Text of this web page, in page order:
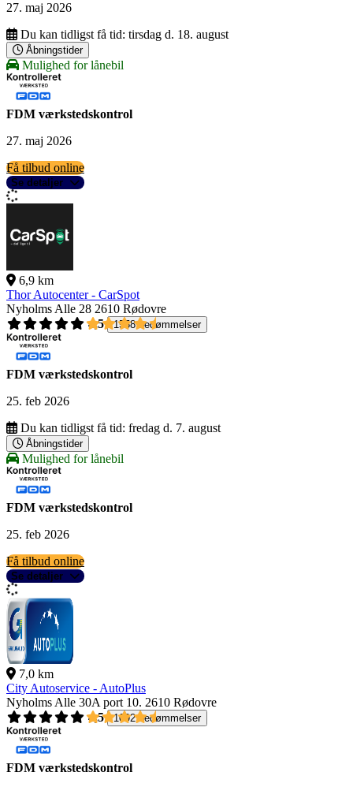
27. maj 2026
Du kan tidligst få tid: tirsdag d. 18. august
Åbningstider
Mulighed for lånebil
FDM værkstedskontrol
27. maj 2026
Få tilbud online
Se detaljer
6,9 km
Thor Autocenter - CarSpot
Nyholms Alle 28 2610 Rødovre
4,5
1558 bedømmelser
FDM værkstedskontrol
25. feb 2026
Du kan tidligst få tid: fredag d. 7. august
Åbningstider
Mulighed for lånebil
FDM værkstedskontrol
25. feb 2026
Få tilbud online
Se detaljer
7,0 km
City Autoservice - AutoPlus
Nyholms Alle 30A port 10. 2610 Rødovre
4,5
1092 bedømmelser
FDM værkstedskontrol